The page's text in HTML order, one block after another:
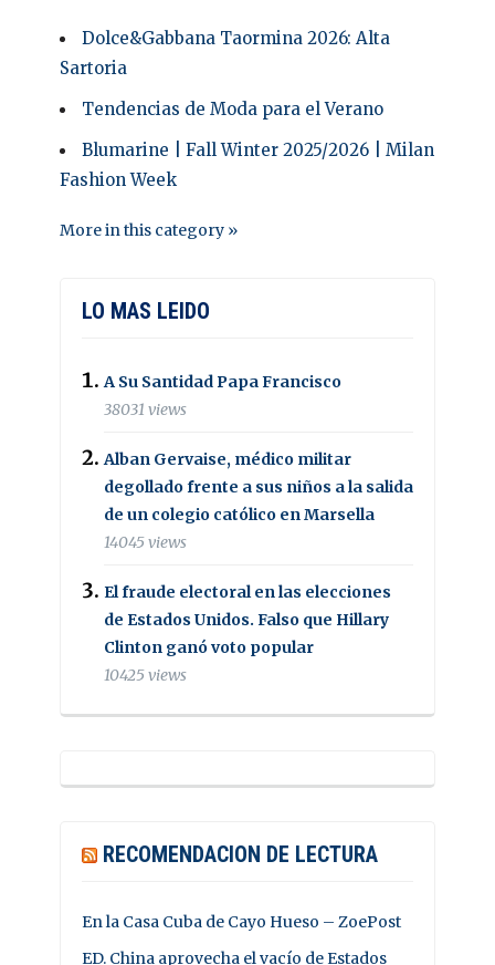
Dolce&Gabbana Taormina 2026: Alta
Sartoria
Tendencias de Moda para el Verano
Blumarine | Fall Winter 2025/2026 | Milan
Fashion Week
More in this category »
LO MAS LEIDO
A Su Santidad Papa Francisco
38031 views
Alban Gervaise, médico militar
degollado frente a sus niños a la salida
de un colegio católico en Marsella
14045 views
El fraude electoral en las elecciones
de Estados Unidos. Falso que Hillary
Clinton ganó voto popular
10425 views
RECOMENDACION DE LECTURA
En la Casa Cuba de Cayo Hueso – ZoePost
ED. China aprovecha el vacío de Estados